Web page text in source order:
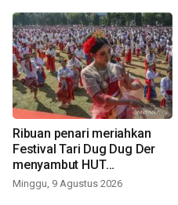
Ribuan penari meriahkan
Festival Tari Dug Dug Der
menyambut HUT
Kemerdekaan
Minggu, 9 Agustus 2026